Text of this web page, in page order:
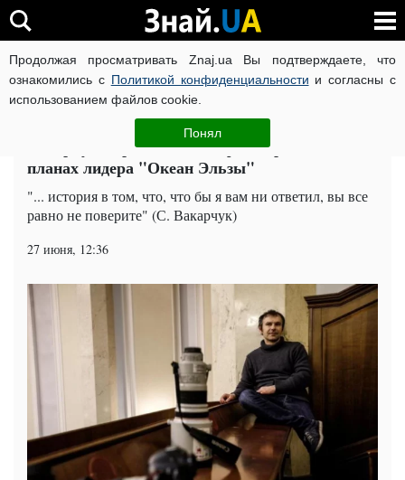
Продолжая просматривать Znaj.ua Вы подтверждаете, что
ознакомились с Политикой конфиденциальности и согласны с
использованием файлов cookie.
Понял
ВОЙНА РОССИИ ПРОТИВ УКРАИНЫ КОРОНАВИРУС В
Эксклюзив ЧИТАТИ УКРАЇНСЬКОЮ
Вакарчук - президент? Мифы и правда о
планах лидера "Океан Эльзы"
"... история в том, что, что бы я вам ни ответил, вы все
равно не поверите" (С. Вакарчук)
27 июня, 12:36